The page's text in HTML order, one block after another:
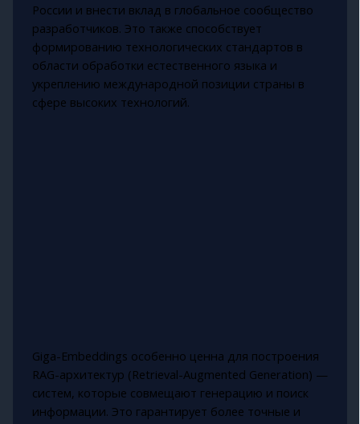
России и внести вклад в глобальное сообщество
разработчиков. Это также способствует
формированию технологических стандартов в
области обработки естественного языка и
укреплению международной позиции страны в
сфере высоких технологий.
Giga-Embeddings особенно ценна для построения
RAG-архитектур (Retrieval-Augmented Generation) —
систем, которые совмещают генерацию и поиск
информации. Это гарантирует более точные и